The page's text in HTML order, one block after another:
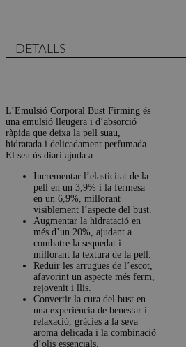
DETALLS
L’Emulsió Corporal Bust Firming és
una emulsió lleugera i d’absorció
ràpida que deixa la pell suau,
hidratada i delicadament perfumada.
El seu ús diari ajuda a:
Incrementar l’elasticitat de la
pell en un 3,9% i la fermesa
en un 6,9%, millorant
visiblement l’aspecte del bust.
Augmentar la hidratació en
més d’un 20%, ajudant a
combatre la sequedat i
millorant la textura de la pell.
Reduir les arrugues de l’escot,
afavorint un aspecte més ferm,
rejovenit i llis.
Convertir la cura del bust en
una experiència de benestar i
relaxació, gràcies a la seva
aroma delicada i la combinació
d’olis essencials.